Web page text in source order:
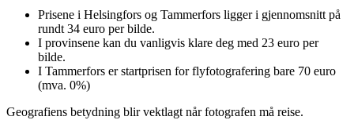
Prisene i Helsingfors og Tammerfors ligger i gjennomsnitt på
rundt 34 euro per bilde.
I provinsene kan du vanligvis klare deg med 23 euro per
bilde.
I Tammerfors er startprisen for flyfotografering bare 70 euro
(mva. 0%)
Geografiens betydning blir vektlagt når fotografen må reise.